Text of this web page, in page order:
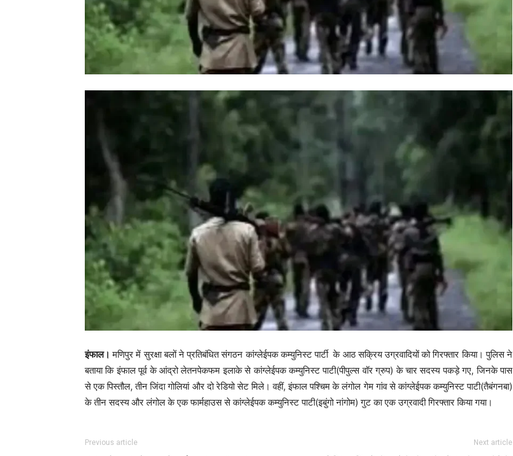
इंफाल। मणिपुर में सुरक्षा बलों ने प्रतिबंधित संगठन कांग्लेईपक कम्युनिस्ट पार्टी के आठ सक्रिय उग्रवादियों को गिरफ्तार किया। पुलिस ने
बताया कि इंफाल पूर्व के आंद्रो लेतनपेकफम इलाके से कांग्लेईपक कम्युनिस्ट पाटी(पीपुल्स वॉर ग्रुप) के चार सदस्य पकड़े गए, जिनके पास
से एक पिस्तौल, तीन जिंदा गोलियां और दो रेडियो सेट मिले। वहीं, इंफाल पश्चिम के लंगोल गेम गांव से कांग्लेईपक कम्युनिस्ट पाटी(तैबंगनबा)
के तीन सदस्य और लंगोल के एक फार्महाउस से कांग्लेईपक कम्युनिस्ट पाटी(इबुंगो नांगोम) गुट का एक उग्रवादी गिरफ्तार किया गया।
Previous article Next article